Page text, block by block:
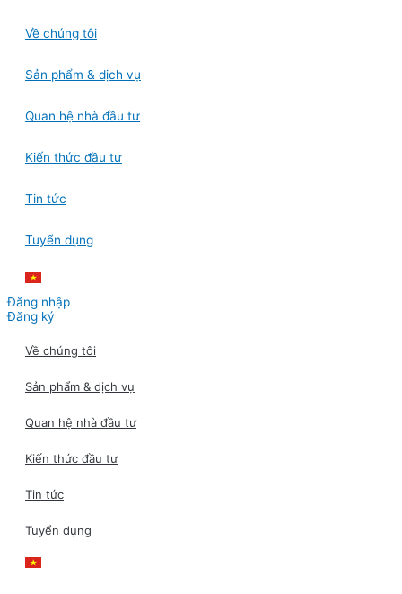
Về chúng tôi
Sản phẩm & dịch vụ
Quan hệ nhà đầu tư
Kiến thức đầu tư
Tin tức
Tuyển dụng
Đăng nhập
Đăng ký
Về chúng tôi
Sản phẩm & dịch vụ
Quan hệ nhà đầu tư
Kiến thức đầu tư
Tin tức
Tuyển dụng